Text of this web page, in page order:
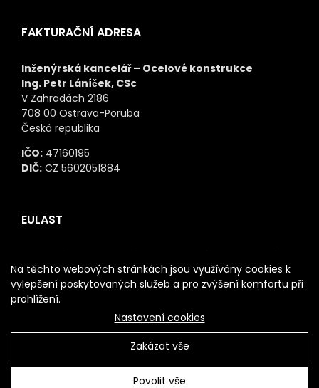
FAKTURAČNÍ ADRESA
Inženýrská kancelář – Ocelové konstrukce
Ing. Petr Láníček, CSc
V Zahradách 2186
708 00 Ostrava-Poruba
Česká republika
IČO: 47160195
DIČ: CZ 5602051884
EULAST
Našim cílem je spojit výrobce ocelových konstrukcí,
specializujících se na jednotlivé typy dodávek,
zákazníka a naše služby a dosáhnout tak optimálních
výsledků z hlediska kvality, ceny a termínů dodávek.
Na těchto webových stránkách jsou využívány cookies k
vylepšení poskytovaných služeb a pro zvýšení komfortu při
prohlížení.
Nastavení cookies
Zakázat vše
Povolit vše